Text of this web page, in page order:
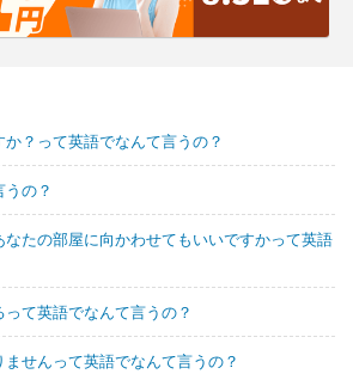
？って英語でなんて言うの？
の？
たの部屋に向かわせてもいいですかって英語
て英語でなんて言うの？
せんって英語でなんて言うの？